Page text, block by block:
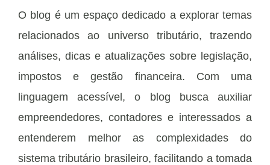
O blog é um espaço dedicado a explorar temas
relacionados ao universo tributário, trazendo
análises, dicas e atualizações sobre legislação,
impostos e gestão financeira. Com uma
linguagem acessível, o blog busca auxiliar
empreendedores, contadores e interessados a
entenderem melhor as complexidades do
sistema tributário brasileiro, facilitando a tomada